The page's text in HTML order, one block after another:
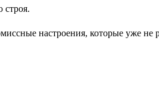
строя.
настроения, которые уже